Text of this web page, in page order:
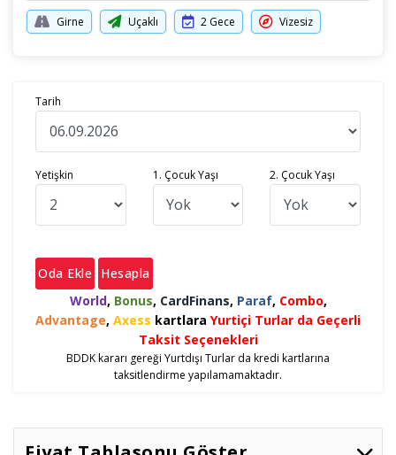
Girne Uçaklı 2 Gece Vizesiz
Tarih
Yetişkin 1. Çocuk Yaşı 2. Çocuk Yaşı
Oda Ekle
Hesapla
World, Bonus, CardFinans, Paraf, Combo,
Advantage, Axess kartlara Yurtiçi Turlar da Geçerli
Taksit Seçenekleri
BDDK kararı gereği Yurtdışı Turlar da kredi kartlarına
taksitlendirme yapılamamaktadır.